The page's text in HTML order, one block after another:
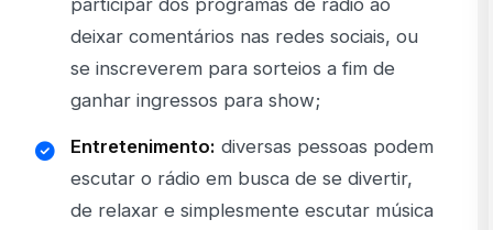
deixar comentários nas redes sociais, ou
se inscreverem para sorteios a fim de
ganhar ingressos para show;
Entretenimento: diversas pessoas podem
escutar o rádio em busca de se divertir,
de relaxar e simplesmente escutar música